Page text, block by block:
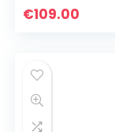
liter
€109.00